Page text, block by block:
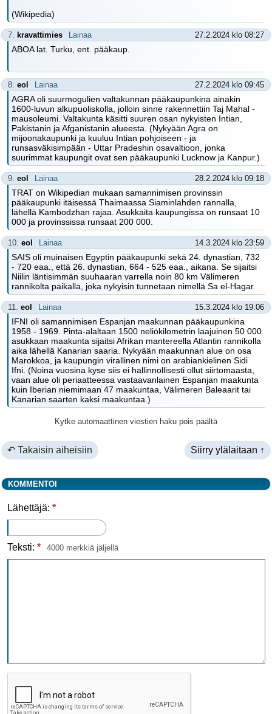
(Wikipedia)
7. kravattimies Lainaa 27.2.2024 klo 08:27
ABOA lat. Turku, ent. pääkaup.
8. eol Lainaa 27.2.2024 klo 09:45
AGRA oli suurmogulien valtakunnan pääkaupunkina ainakin
1600-luvun alkupuoliskolla, jolloin sinne rakennettiin Taj Mahal -
mausoleumi. Valtakunta käsitti suuren osan nykyisten Intian,
Pakistanin ja Afganistanin alueesta. (Nykyään Agra on
mijoonakaupunki ja kuuluu Intian pohjoiseen - ja
runsasväkisimpään - Uttar Pradeshin osavaltioon, jonka
suurimmat kaupungit ovat sen pääkaupunki Lucknow ja Kanpur.)
9. eol Lainaa 28.2.2024 klo 09:18
TRAT on Wikipedian mukaan samannimisen provinssin
pääkaupunki itäisessä Thaimaassa Siaminlahden rannalla,
lähellä Kambodzhan rajaa. Asukkaita kaupungissa on runsaat 10
000 ja provinssissa runsaat 200 000.
10. eol Lainaa 14.3.2024 klo 23:59
SAIS oli muinaisen Egyptin pääkaupunki sekä 24. dynastian, 732
- 720 eaa., että 26. dynastian, 664 - 525 eaa., aikana. Se sijaitsi
Niilin läntisimmän suuhaaran varrella noin 80 km Välimeren
rannikolta paikalla, joka nykyisin tunnetaan nimellä Sa el-Hagar.
11. eol Lainaa 15.3.2024 klo 19:06
IFNI oli samannimisen Espanjan maakunnan pääkaupunkina
1958 - 1969. Pinta-alaltaan 1500 neliökilometrin laajuinen 50 000
asukkaan maakunta sijaitsi Afrikan mantereella Atlantin rannikolla
aika lähellä Kanarian saaria. Nykyään maakunnan alue on osa
Marokkoa, ja kaupungin virallinen nimi on arabiankielinen Sidi
Ifni. (Noina vuosina kyse siis ei hallinnollisesti ollut siirtomaasta,
vaan alue oli periaatteessa vastaavanlainen Espanjan maakunta
kuin Iberian niemimaan 47 maakuntaa, Välimeren Baleaarit tai
Kanarian saarten kaksi maakuntaa.)
Kytke automaattinen viestien haku pois päältä
↶ Takaisin aiheisiin Siirry ylälaitaan ↑
KOMMENTOI
Lähettäjä: *
Teksti: * 4000 merkkiä jäljellä